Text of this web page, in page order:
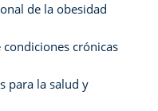
de la obesidad
crónicas
para la salud y